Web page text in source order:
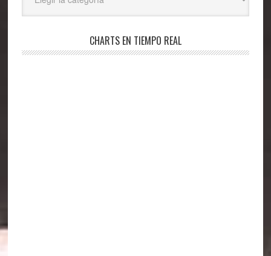
CHARTS EN TIEMPO REAL